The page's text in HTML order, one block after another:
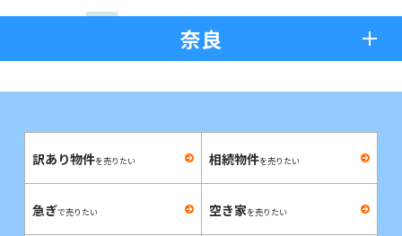
奈良
訳あり物件を売りたい 相続物件を売りたい
急ぎで売りたい 空き家を売りたい